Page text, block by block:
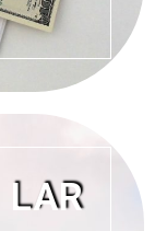
LAR